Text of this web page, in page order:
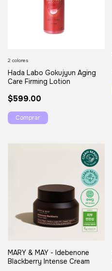
Hada Labo Gokujyun Aging
Care Firming Lotion
$599.00
2 colores
Comprar
MARY & MAY - Idebenone
Blackberry Intense Cream